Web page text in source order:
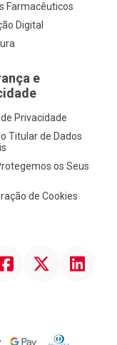
Farmacêuticos
Digital
e
Privacidade
Titular de Dados
os Seus
de Cookies
Twitter Linkedin
Google PayDiners Club